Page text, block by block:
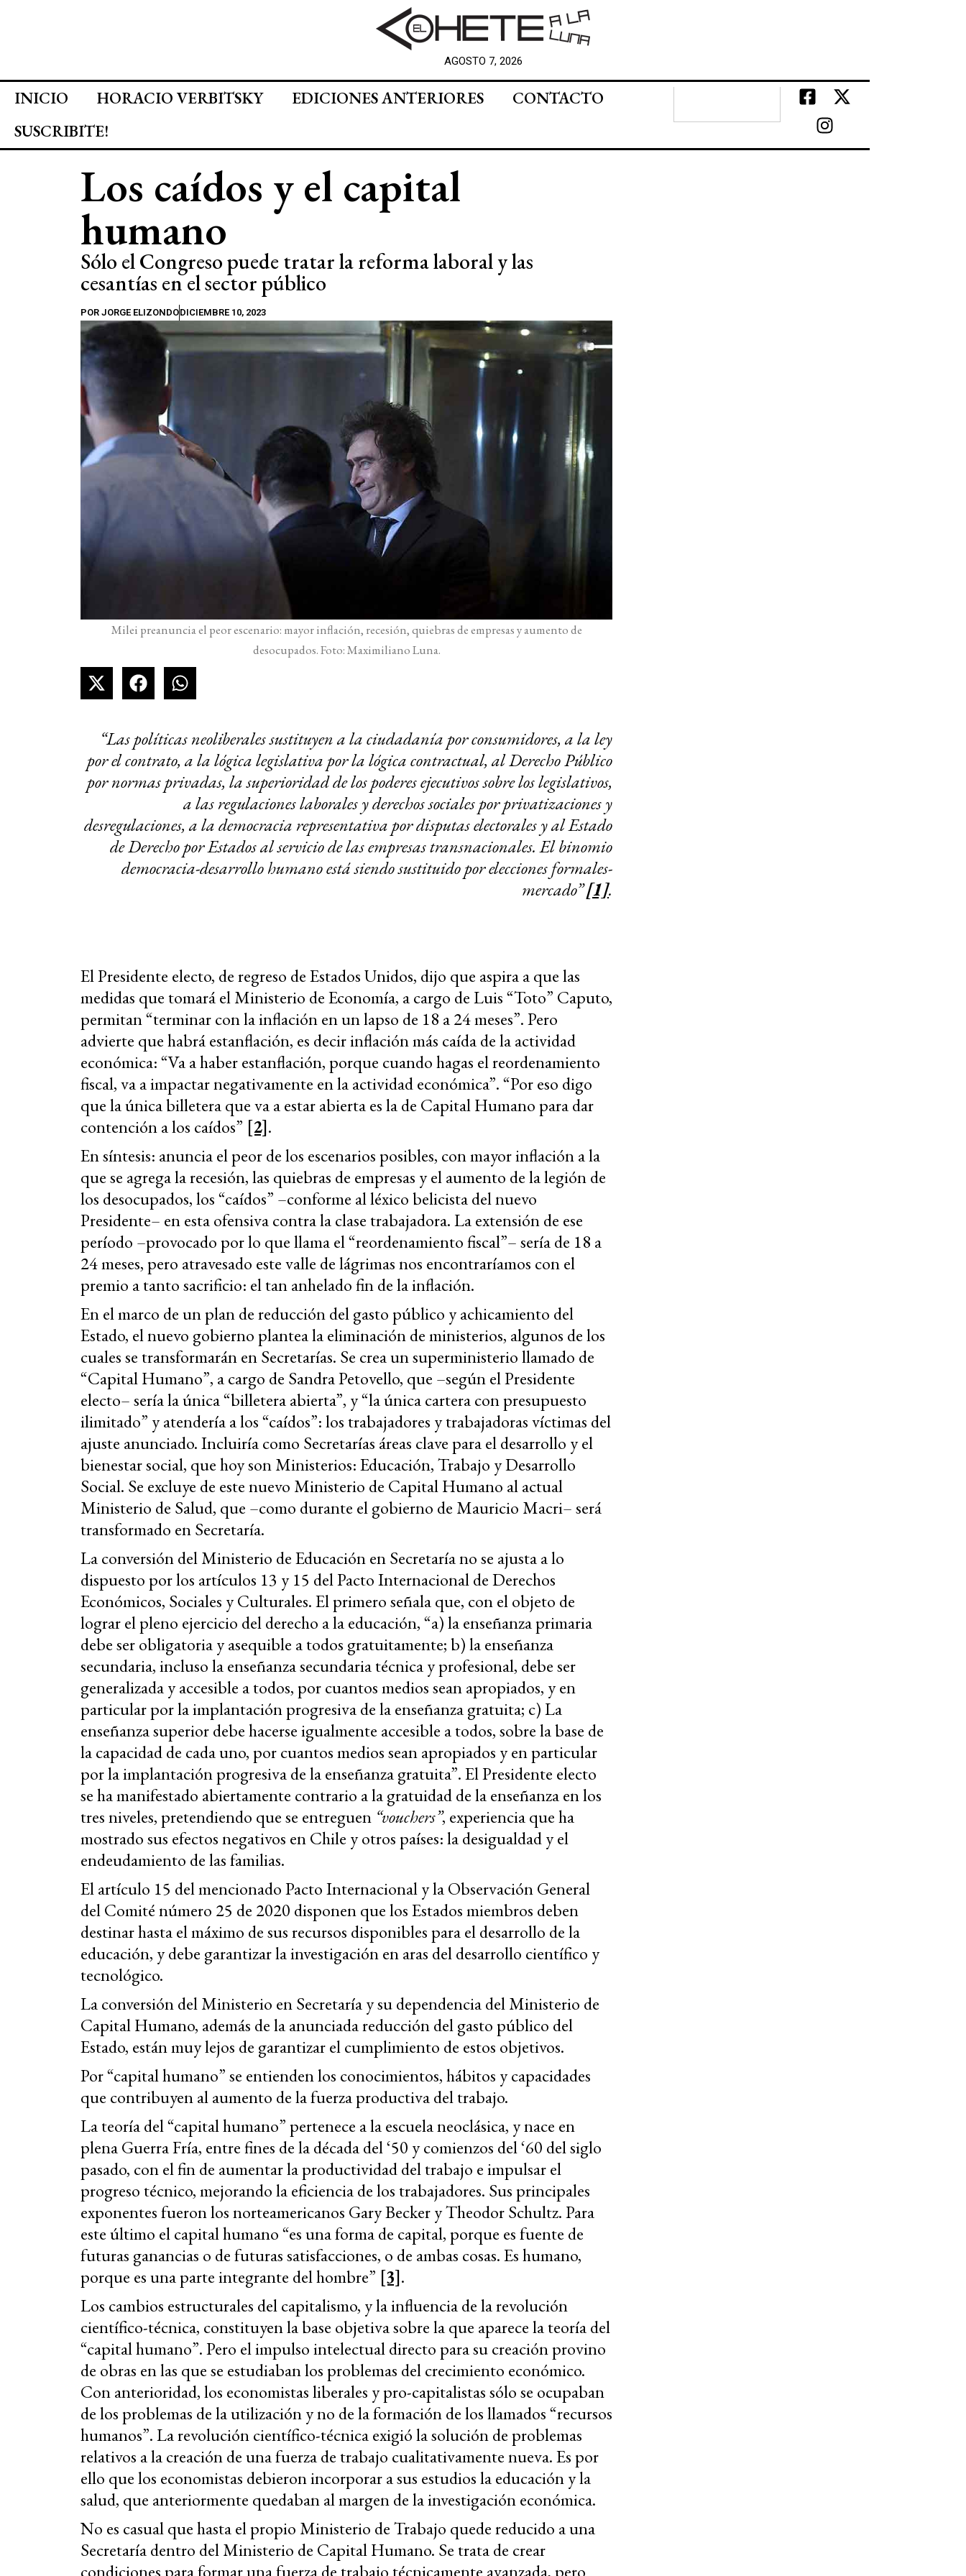
AGOSTO 7, 2026
INICIO HORACIO VERBITSKY EDICIONES ANTERIORES
CONTACTO
SUSCRIBITE!
Los caídos y el capital
humano
Sólo el Congreso puede tratar la reforma laboral y las
cesantías en el sector público
POR JORGE ELIZONDODICIEMBRE 10, 2023
Milei preanuncia el peor escenario: mayor inflación, recesión, quiebras de empresas y aumento de
desocupados. Foto: Maximiliano Luna.
“Las políticas neoliberales sustituyen a la ciudadanía por consumidores, a la ley
por el contrato, a la lógica legislativa por la lógica contractual, al Derecho Público
por normas privadas, la superioridad de los poderes ejecutivos sobre los legislativos,
a las regulaciones laborales y derechos sociales por privatizaciones y
desregulaciones, a la democracia representativa por disputas electorales y al Estado
de Derecho por Estados al servicio de las empresas transnacionales. El binomio
democracia-desarrollo humano está siendo sustituido por elecciones formales-
mercado”[1].
El Presidente electo, de regreso de Estados Unidos, dijo que aspira a que las
medidas que tomará el Ministerio de Economía, a cargo de Luis “Toto” Caputo,
permitan “terminar con la inflación en un lapso de 18 a 24 meses”. Pero
advierte que habrá estanflación, es decir inflación más caída de la actividad
económica: “Va a haber estanflación, porque cuando hagas el reordenamiento
fiscal, va a impactar negativamente en la actividad económica”. “Por eso digo
que la única billetera que va a estar abierta es la de Capital Humano para dar
contención a los caídos” [2].
En síntesis: anuncia el peor de los escenarios posibles, con mayor inflación a la
que se agrega la recesión, las quiebras de empresas y el aumento de la legión de
los desocupados, los “caídos” –conforme al léxico belicista del nuevo
Presidente– en esta ofensiva contra la clase trabajadora. La extensión de ese
período –provocado por lo que llama el “reordenamiento fiscal”– sería de 18 a
24 meses, pero atravesado este valle de lágrimas nos encontraríamos con el
premio a tanto sacrificio: el tan anhelado fin de la inflación.
En el marco de un plan de reducción del gasto público y achicamiento del
Estado, el nuevo gobierno plantea la eliminación de ministerios, algunos de los
cuales se transformarán en Secretarías. Se crea un superministerio llamado de
“Capital Humano”, a cargo de Sandra Petovello, que –según el Presidente
electo– sería la única “billetera abierta”, y “la única cartera con presupuesto
ilimitado” y atendería a los “caídos”: los trabajadores y trabajadoras víctimas del
ajuste anunciado. Incluiría como Secretarías áreas clave para el desarrollo y el
bienestar social, que hoy son Ministerios: Educación, Trabajo y Desarrollo
Social. Se excluye de este nuevo Ministerio de Capital Humano al actual
Ministerio de Salud, que –como durante el gobierno de Mauricio Macri– será
transformado en Secretaría.
La conversión del Ministerio de Educación en Secretaría no se ajusta a lo
dispuesto por los artículos 13 y 15 del Pacto Internacional de Derechos
Económicos, Sociales y Culturales. El primero señala que, con el objeto de
lograr el pleno ejercicio del derecho a la educación, “a) la enseñanza primaria
debe ser obligatoria y asequible a todos gratuitamente; b) la enseñanza
secundaria, incluso la enseñanza secundaria técnica y profesional, debe ser
generalizada y accesible a todos, por cuantos medios sean apropiados, y en
particular por la implantación progresiva de la enseñanza gratuita; c) La
enseñanza superior debe hacerse igualmente accesible a todos, sobre la base de
la capacidad de cada uno, por cuantos medios sean apropiados y en particular
por la implantación progresiva de la enseñanza gratuita”. El Presidente electo
se ha manifestado abiertamente contrario a la gratuidad de la enseñanza en los
tres niveles, pretendiendo que se entreguen “vouchers”, experiencia que ha
mostrado sus efectos negativos en Chile y otros países: la desigualdad y el
endeudamiento de las familias.
El artículo 15 del mencionado Pacto Internacional y la Observación General
del Comité número 25 de 2020 disponen que los Estados miembros deben
destinar hasta el máximo de sus recursos disponibles para el desarrollo de la
educación, y debe garantizar la investigación en aras del desarrollo científico y
tecnológico.
La conversión del Ministerio en Secretaría y su dependencia del Ministerio de
Capital Humano, además de la anunciada reducción del gasto público del
Estado, están muy lejos de garantizar el cumplimiento de estos objetivos.
Por “capital humano” se entienden los conocimientos, hábitos y capacidades
que contribuyen al aumento de la fuerza productiva del trabajo.
La teoría del “capital humano” pertenece a la escuela neoclásica, y nace en
plena Guerra Fría, entre fines de la década del ‘50 y comienzos del ‘60 del siglo
pasado, con el fin de aumentar la productividad del trabajo e impulsar el
progreso técnico, mejorando la eficiencia de los trabajadores. Sus principales
exponentes fueron los norteamericanos Gary Becker y Theodor Schultz. Para
este último el capital humano “es una forma de capital, porque es fuente de
futuras ganancias o de futuras satisfacciones, o de ambas cosas. Es humano,
porque es una parte integrante del hombre” [3].
Los cambios estructurales del capitalismo, y la influencia de la revolución
científico-técnica, constituyen la base objetiva sobre la que aparece la teoría del
“capital humano”. Pero el impulso intelectual directo para su creación provino
de obras en las que se estudiaban los problemas del crecimiento económico.
Con anterioridad, los economistas liberales y pro-capitalistas sólo se ocupaban
de los problemas de la utilización y no de la formación de los llamados “recursos
humanos”. La revolución científico-técnica exigió la solución de problemas
relativos a la creación de una fuerza de trabajo cualitativamente nueva. Es por
ello que los economistas debieron incorporar a sus estudios la educación y la
salud, que anteriormente quedaban al margen de la investigación económica.
No es casual que hasta el propio Ministerio de Trabajo quede reducido a una
Secretaría dentro del Ministerio de Capital Humano. Se trata de crear
condiciones para formar una fuerza de trabajo técnicamente avanzada, pero